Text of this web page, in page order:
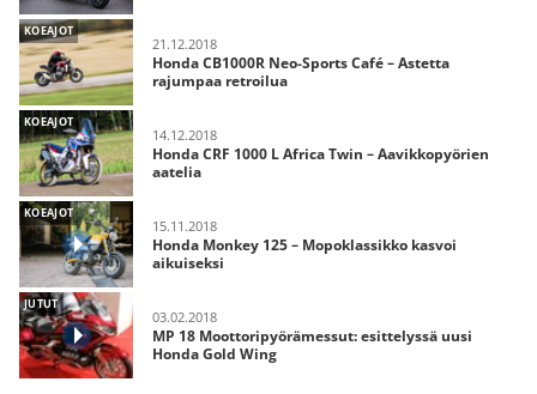
KOEAJOT
21.12.2018
Honda CB1000R Neo-Sports Café – Astetta
rajumpaa retroilua
KOEAJOT
14.12.2018
Honda CRF 1000 L Africa Twin – Aavikkopyörien
aatelia
KOEAJOT
15.11.2018
Honda Monkey 125 – Mopoklassikko kasvoi
aikuiseksi
JUTUT
03.02.2018
MP 18 Moottoripyörämessut: esittelyssä uusi
Honda Gold Wing